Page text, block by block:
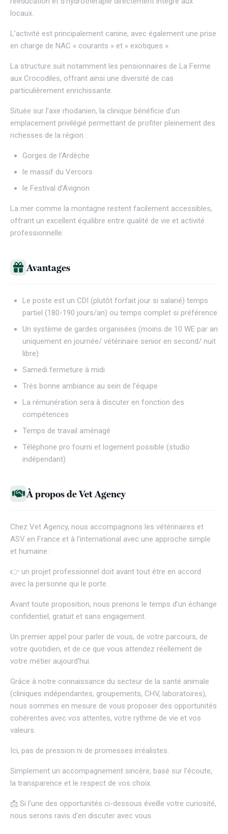
locaux.
L’activité est principalement canine, avec également une prise
en charge de NAC « courants » et « exotiques ».
La structure suit notamment les pensionnaires de La Ferme
aux Crocodiles, offrant ainsi une diversité de cas
particulièrement enrichissante.
Située sur l’axe rhodanien, la clinique bénéficie d’un
emplacement privilégié permettant de profiter pleinement des
richesses de la région :
Gorges de l’Ardèche
le massif du Vercors
le Festival d’Avignon
La mer comme la montagne restent facilement accessibles,
offrant un excellent équilibre entre qualité de vie et activité
professionnelle.
Avantages
Le poste est un CDI (plutôt forfait jour si salarié) temps
partiel (180-190 jours/an) ou temps complet si préférence
Un système de gardes organisées (moins de 10 WE par an
uniquement en journée/ vétérinaire senior en second/ nuit
libre)
Samedi fermeture à midi
Très bonne ambiance au sein de l’équipe
La rémunération sera à discuter en fonction des
compétences
Temps de travail aménagé
Téléphone pro fourni et logement possible (studio
indépendant)
À propos de Vet Agency
Chez Vet Agency, nous accompagnons les vétérinaires et
ASV en France et à l’international avec une approche simple
et humaine :
👉 un projet professionnel doit avant tout être en accord
avec la personne qui le porte.
Avant toute proposition, nous prenons le temps d’un échange
confidentiel, gratuit et sans engagement.
Un premier appel pour parler de vous, de votre parcours, de
votre quotidien, et de ce que vous attendez réellement de
votre métier aujourd’hui.
Grâce à notre connaissance du secteur de la santé animale
(cliniques indépendantes, groupements, CHV, laboratoires),
nous sommes en mesure de vous proposer des opportunités
cohérentes avec vos attentes, votre rythme de vie et vos
valeurs.
Ici, pas de pression ni de promesses irréalistes.
Simplement un accompagnement sincère, basé sur l’écoute,
la transparence et le respect de vos choix.
📩 Si l’une des opportunités ci-dessous éveille votre curiosité,
nous serons ravis d’en discuter avec vous.